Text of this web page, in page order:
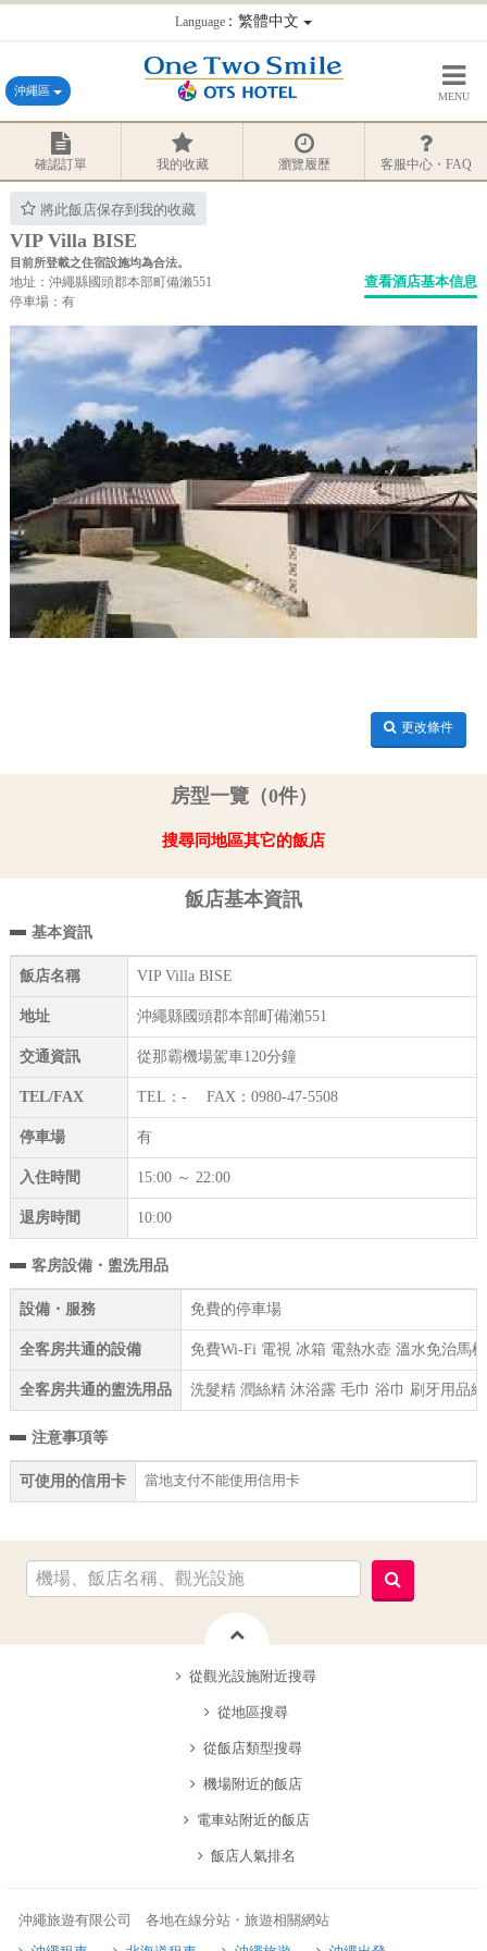
Language：繁體中文
沖繩區 MENU
確認訂單 我的收藏 瀏覽履歷 客服中心・FAQ
將此飯店保存到我的收藏
VIP Villa BISE
目前所登載之住宿設施均為合法。
地址：沖繩縣國頭郡本部町備瀨551
停車場：有
查看酒店基本信息
更改條件
房型一覽（0件）
搜尋同地區其它的飯店
飯店基本資訊
基本資訊
飯店名稱 VIP Villa BISE
地址 沖繩縣國頭郡本部町備瀨551
交通資訊 從那霸機場駕車120分鐘
TEL/FAX TEL：- FAX：0980-47-5508
停車場 有
入住時間 15:00 ～ 22:00
退房時間 10:00
客房設備・盥洗用品
設備・服務 免費的停車場
全客房共通的設備 免費Wi-Fi 電視 冰箱 電熱水壺 溫水免治馬
全客房共通的盥洗用品 洗髮精 潤絲精 沐浴露 毛巾 浴巾 刷牙用品
注意事項等
可使用的信用卡 當地支付不能使用信用卡
從觀光設施附近搜尋
從地區搜尋
從飯店類型搜尋
機場附近的飯店
電車站附近的飯店
飯店人氣排名
沖繩旅遊有限公司 各地在線分站・旅遊相關網站